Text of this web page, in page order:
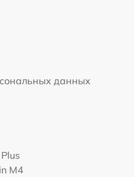
данных
M4